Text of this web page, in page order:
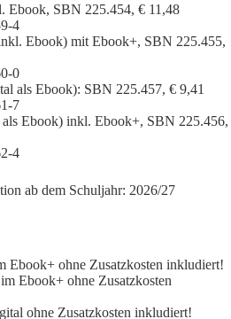
Ebook, SBN 225.454, € 11,48
4
Ebook) mit Ebook+, SBN 225.455,
0
als Ebook): SBN 225.457, € 9,41
7
Ebook) inkl. Ebook+, SBN 225.456,
4
ab dem Schuljahr: 2026/27
Ebook+ ohne Zusatzkosten inkludiert!
Ebook+ ohne Zusatzkosten
ohne Zusatzkosten inkludiert!